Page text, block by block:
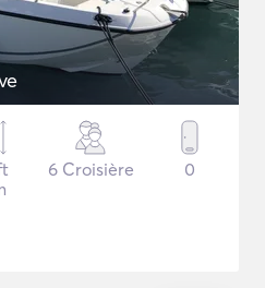
6 Croisière 0